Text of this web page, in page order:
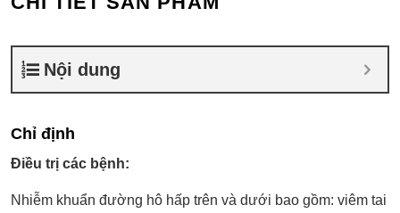
Nội dung
Chỉ định
Điều trị các bệnh:
Nhiễm khuẩn đường hô hấp trên và dưới bao gồm: viêm tai